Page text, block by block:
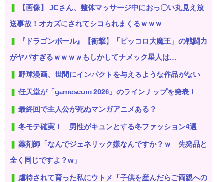
【画像】 JCさん、整体マッサージ中におっ〇い丸見え放
送事故！オカズにされてシコられまくるｗｗｗ
『ドラゴンボール』【衝撃】「ピッコロ大魔王」の戦闘力
がヤバすぎるｗｗｗｗもしかしてナメック星人は…
野球漫画、世間にインパクトを与えるような作品がない
任天堂が「gamescom 2026」のラインナップを発表！
最終回で主人公が死ぬマンガアニメある？
冬モテ確実！ 男性がキュンとする冬ファッション4選
薬剤師「なんでジェネリック嫌なんですか？ｗ 先発品と
全く同じですよ？w」
虐待されて育った私にウトメ「子供を産んだらご両親への